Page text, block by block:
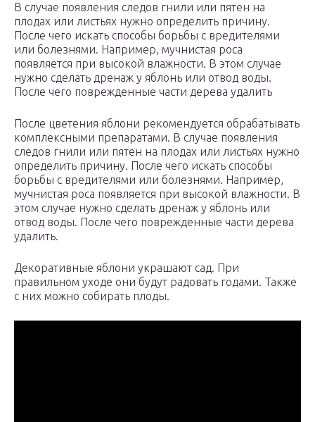
В случае появления следов гнили или пятен на
плодах или листьях нужно определить причину.
После чего искать способы борьбы с вредителями
или болезнями. Например, мучнистая роса
появляется при высокой влажности. В этом случае
нужно сделать дренаж у яблонь или отвод воды.
После чего поврежденные части дерева удалить
После цветения яблони рекомендуется обрабатывать
комплексными препаратами. В случае появления
следов гнили или пятен на плодах или листьях нужно
определить причину. После чего искать способы
борьбы с вредителями или болезнями. Например,
мучнистая роса появляется при высокой влажности. В
этом случае нужно сделать дренаж у яблонь или
отвод воды. После чего поврежденные части дерева
удалить.
Декоративные яблони украшают сад. При
правильном уходе они будут радовать годами. Также
с них можно собирать плоды.